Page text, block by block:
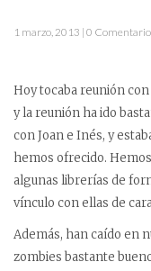
1 marzo, 2013 | 0
Hoy tocaba reunión
y la reunión ha ido
con Joan e Inés, y
hemos ofrecido.
algunas librerías de
vínculo con ellas de
Además, han caído en
zombies bastante